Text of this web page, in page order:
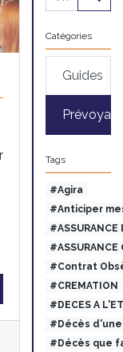
Catégories
Guides
Tags
#Agira
#Anticiper
#ASSURANCE
#ASSURANCE
#Contrat
#CREMATION
#DECES A
#Décès
#Décès que